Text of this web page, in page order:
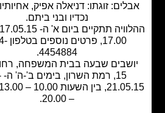
זוגתו: דניאלה אפיק, אחיותיו, ילדיו,
נכדיו ובני ביתם.
ההלוויה תתקיים ביום א' ה- 17.05.15, בשעה
17.00, פרטים נוספים בטלפון 054-
4454884.
שבעה בבית המשפחה, רחוב איה
15, רמת השרון, בימים ב'-ה' ה- 18-
21.05.15, בין השעות 10.00 – 13.00, 16.00